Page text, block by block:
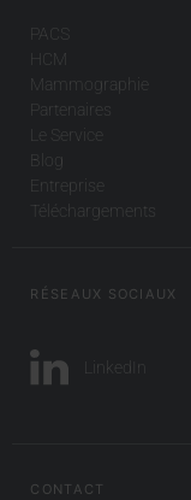
PACS
HCM
Mammographie
Partenaires
Le Service
Blog
Entreprise
Téléchargements
RÉSEAUX SOCIAUX
LinkedIn
CONTACT